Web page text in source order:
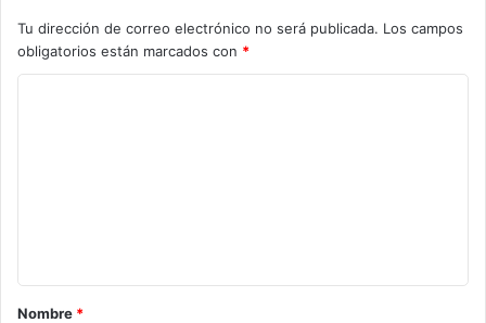
Tu dirección de correo electrónico no será publicada. Los campos
obligatorios están marcados con *
Nombre *